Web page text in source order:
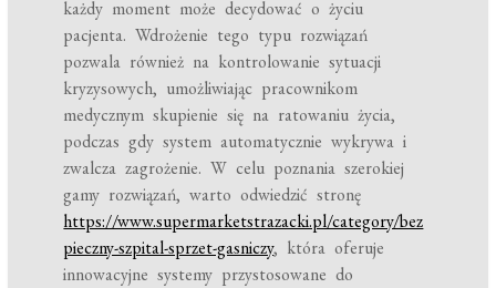
każdy moment może decydować o życiu
pacjenta. Wdrożenie tego typu rozwiązań
pozwala również na kontrolowanie sytuacji
kryzysowych, umożliwiając pracownikom
medycznym skupienie się na ratowaniu życia,
podczas gdy system automatycznie wykrywa i
zwalcza zagrożenie. W celu poznania szerokiej
gamy rozwiązań, warto odwiedzić stronę
https://www.supermarketstrazacki.pl/category/bez
pieczny-szpital-sprzet-gasniczy, która oferuje
innowacyjne systemy przystosowane do